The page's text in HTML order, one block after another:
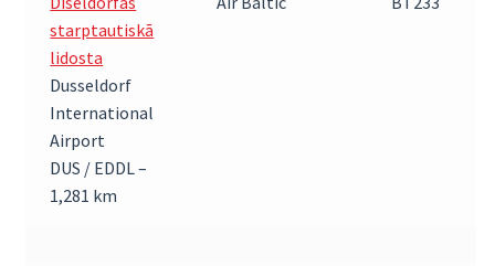
starptautiskā
lidosta
Dusseldorf
International
Airport
DUS / EDDL –
1,281 km